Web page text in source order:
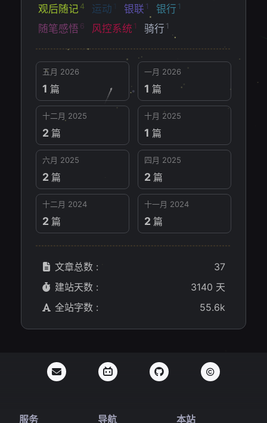
观后随记 4 运动 银联 1 银行 1
随笔感悟 6 风控系统 1 骑行 1
五月 2026
1 篇
一月 2026
1 篇
十二月 2025
2 篇
十月 2025
1 篇
六月 2025
2 篇
四月 2025
2 篇
十二月 2024
2 篇
十一月 2024
2 篇
文章总数 :
37
建站天数 :
3140 天
全站字数 :
55.6k
服务 导航 本站